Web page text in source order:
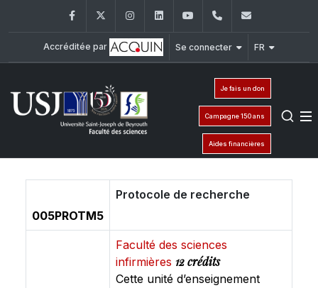
FacebookTwitter InstagramLinkedInYouTube+961 (1) 421 368
Accréditée par Se connecter FR
Je fais un don
Campagne 150 ans
Aides financières
005PROTM5
Protocole de recherche
Faculté des sciences
infirmières 12 crédits
Cette unité d’enseignement